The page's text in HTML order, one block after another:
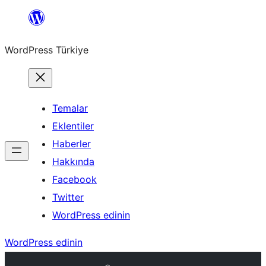
İçeriğe
WordPress Türkiye
Temalar
Eklentiler
Haberler
Hakkında
Facebook
Twitter
WordPress edinin
WordPress edinin